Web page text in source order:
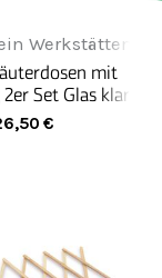
Werkstätten
mit
Set Glas klar
€